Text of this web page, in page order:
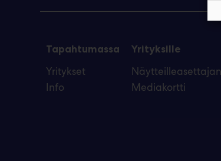
Tapahtumassa
Yritykset
Info
Yrityksille
Mediakortti